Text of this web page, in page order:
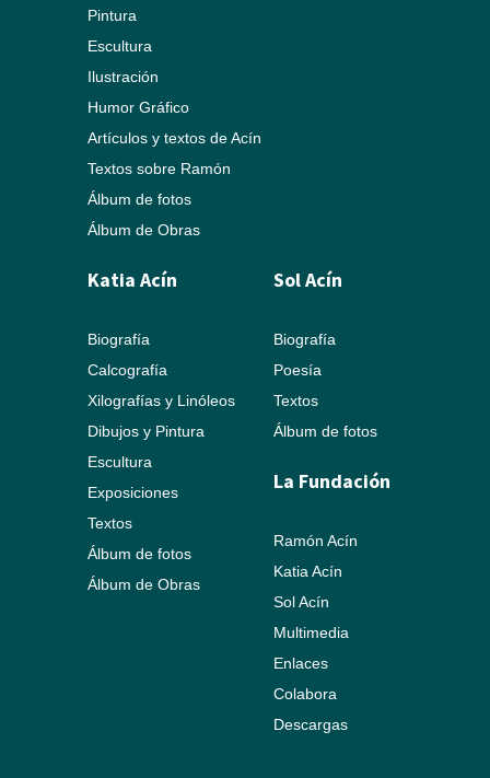
Pintura
Escultura
Ilustración
Humor Gráfico
Artículos y textos de Acín
Textos sobre Ramón
Álbum de fotos
Álbum de Obras
Katia Acín
Biografía
Calcografía
Xilografías y Linóleos
Dibujos y Pintura
Escultura
Exposiciones
Textos
Álbum de fotos
Álbum de Obras
Sol Acín
Biografía
Poesía
Textos
Álbum de fotos
La Fundación
Ramón Acín
Katia Acín
Sol Acín
Multimedia
Enlaces
Colabora
Descargas